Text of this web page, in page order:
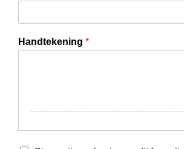
Handtekening*